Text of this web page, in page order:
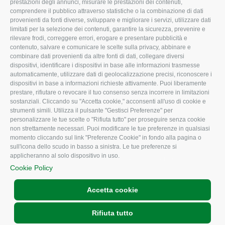
prestazioni degli annunci, misurare le prestazioni dei contenuti,
comprendere il pubblico attraverso statistiche o la combinazione di dati
provenienti da fonti diverse, sviluppare e migliorare i servizi, utilizzare dati
limitati per la selezione dei contenuti, garantire la sicurezza, prevenire e
rilevare frodi, correggere errori, erogare e presentare pubblicità e
contenuto, salvare e comunicare le scelte sulla privacy, abbinare e
combinare dati provenienti da altre fonti di dati, collegare diversi
dispositivi, identificare i dispositivi in base alle informazioni trasmesse
automaticamente, utilizzare dati di geolocalizzazione precisi, riconoscere i
dispositivi in base a informazioni richieste attivamente. Puoi liberamente
prestare, rifiutare o revocare il tuo consenso senza incorrere in limitazioni
sostanziali. Cliccando su "Accetta cookie," acconsenti all'uso di cookie e
strumenti simili. Utilizza il pulsante "Gestisci Preferenze" per
personalizzare le tue scelte o "Rifiuta tutto" per proseguire senza cookie
non strettamente necessari. Puoi modificare le tue preferenze in qualsiasi
momento cliccando sul link "Preferenze Cookie" in fondo alla pagina o
sull'icona dello scudo in basso a sinistra. Le tue preferenze si
applicheranno al solo dispositivo in uso.
Cookie Policy
Accetta cookie
Rifiuta tutto
Uffici della Sede
provinciale
Le Sedi di Zona
Agricoltori S.r.l.
Whistleblowing
Confagricoltura Rovigo e
Agricoltori srl
Associazione
CONFAGRICOLTURA
ATTIVA
Notizie in evidenza
Eventi
Comunicati Stampa
Video
Iscrizione Newsletter
Newsletter